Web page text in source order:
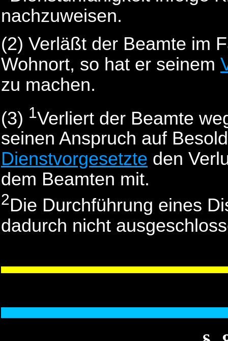
nachzuweisen.
(2) Verläßt der Beamte im
Wohnort, so hat er seinem
zu machen.
(3) 1Verliert der Beamte
seinen Anspruch auf
Dienstvorgesetzte den
dem Beamten mit.
2Die Durchführung eines
dadurch nicht